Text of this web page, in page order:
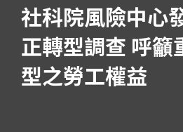
社科院風險中心
正轉型調查 呼籲
型之勞工權益